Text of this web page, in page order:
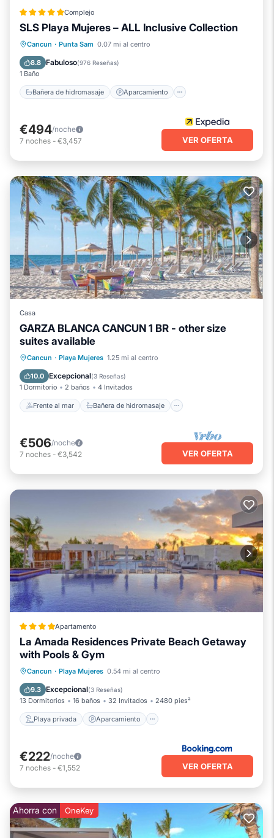
Complejo
SLS Playa Mujeres – ALL Inclusive Collection
Cancun · Punta Sam 0.07 mi al centro
8.8 Fabuloso(976 Reseñas)
1 Baño
Bañera de hidromasaje Aparcamiento
Bañera de hidromasaje
Piscina
Spa
€494/noche
7 noches - €3,457 VER OFERTA
Casa
GARZA BLANCA CANCUN 1 BR - other size
suites available
Cancun · Playa Mujeres 1.25 mi al centro
10.0 Excepcional(3 Reseñas)
1 Dormitorio 2 baños 4 Invitados
Frente al mar Bañera de hidromasaje
Frente al mar
Bañera de hidromasaje
Piscina
Vista al mar
€506/noche
7 noches - €3,542 VER OFERTA
Apartamento
La Amada Residences Private Beach Getaway
with Pools & Gym
Cancun · Playa Mujeres 0.54 mi al centro
9.3 Excepcional(3 Reseñas)
13 Dormitorios 16 baños 32 Invitados 2480 pies²
Playa privada Aparcamiento
Playa privada
Aparcamiento
Piscina
Vista al mar
€222/noche
7 noches - €1,552 VER OFERTA
Ahorra con OneKey